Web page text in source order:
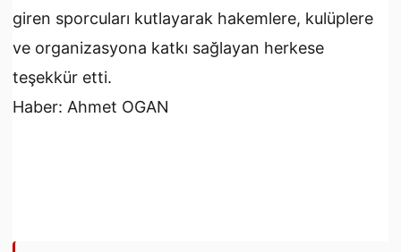
giren sporcuları kutlayarak hakemlere, kulüplere
ve organizasyona katkı sağlayan herkese
teşekkür etti.
Haber: Ahmet OGAN